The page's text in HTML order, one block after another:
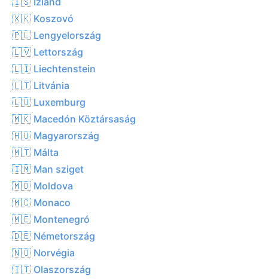
🇽🇰 Koszovó
🇵🇱 Lengyelország
🇱🇻 Lettország
🇱🇮 Liechtenstein
🇱🇹 Litvánia
🇱🇺 Luxemburg
🇲🇰 Macedón Köztársaság
🇭🇺 Magyarország
🇲🇹 Málta
🇮🇲 Man sziget
🇲🇩 Moldova
🇲🇨 Monaco
🇲🇪 Montenegró
🇩🇪 Németország
🇳🇴 Norvégia
🇮🇹 Olaszország